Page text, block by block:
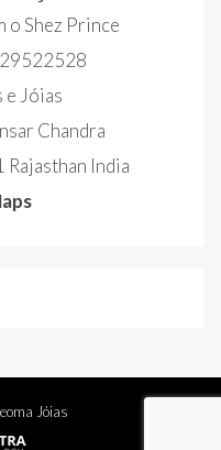
o Shez Prince
e Jóias
Chandra
India
Jóias